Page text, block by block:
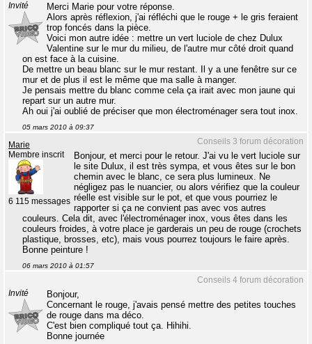
Invité
Merci Marie pour votre réponse.
Alors après réflexion, j'ai réfléchi que le rouge + le gris feraient
trop foncés dans la pièce.
Voici mon autre idée : mettre un vert luciole de chez Dulux
Valentine sur le mur du milieu, de l'autre mur côté droit quand
on est face à la cuisine.
De mettre un beau blanc sur le mur restant. Il y a une fenêtre sur ce
mur et de plus il est le même que ma salle à manger.
Je pensais mettre du blanc comme cela ça irait avec mon jaune qui
repart sur un autre mur.
Ah oui j'ai oublié de préciser que mon électroménager sera tout inox.
05 mars 2010 à 09:37
Conseils 3 forum décoration
Marie
Membre inscrit
6 115 messages
Bonjour, et merci pour le retour. J'ai vu le vert luciole sur
le site Dulux, il est très sympa, et vous êtes sur le bon
chemin avec le blanc, ce sera plus lumineux. Ne
négligez pas le nuancier, ou alors vérifiez que la couleur
réelle est visible sur le pot, et que vous pourriez le
rapporter si ça ne convient pas avec vos autres
couleurs. Cela dit, avec l'électroménager inox, vous êtes dans les
couleurs froides, à votre place je garderais un peu de rouge (crochets
plastique, brosses, etc), mais vous pourrez toujours le faire après.
Bonne peinture !
06 mars 2010 à 01:57
Conseils 4 forum décoration
Invité
Bonjour,
Concernant le rouge, j'avais pensé mettre des petites touches
de rouge dans ma déco.
C'est bien compliqué tout ça. Hihihi.
Bonne journée